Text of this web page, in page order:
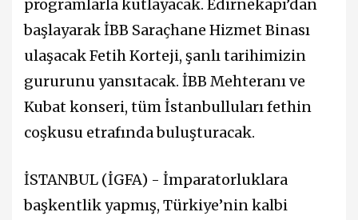
programlarla kutlayacak. Edirnekapı’dan
başlayarak İBB Saraçhane Hizmet Binası
ulaşacak Fetih Korteji, şanlı tarihimizin
gururunu yansıtacak. İBB Mehteranı ve
Kubat konseri, tüm İstanbulluları fethin
coşkusu etrafında buluşturacak.
İSTANBUL (İGFA) - İmparatorluklara
başkentlik yapmış, Türkiye’nin kalbi